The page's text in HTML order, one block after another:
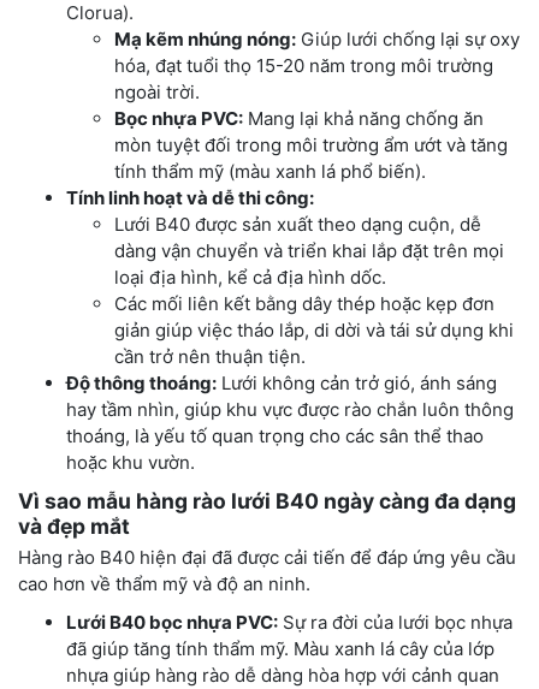
Clorua).
Mạ kẽm nhúng nóng: Giúp lưới chống lại sự oxy
hóa, đạt tuổi thọ 15-20 năm trong môi trường
ngoài trời.
Bọc nhựa PVC: Mang lại khả năng chống ăn
mòn tuyệt đối trong môi trường ẩm ướt và tăng
tính thẩm mỹ (màu xanh lá phổ biến).
Tính linh hoạt và dễ thi công:
Lưới B40 được sản xuất theo dạng cuộn, dễ
dàng vận chuyển và triển khai lắp đặt trên mọi
loại địa hình, kể cả địa hình dốc.
Các mối liên kết bằng dây thép hoặc kẹp đơn
giản giúp việc tháo lắp, di dời và tái sử dụng khi
cần trở nên thuận tiện.
Độ thông thoáng: Lưới không cản trở gió, ánh sáng
hay tầm nhìn, giúp khu vực được rào chắn luôn thông
thoáng, là yếu tố quan trọng cho các sân thể thao
hoặc khu vườn.
Vì sao mẫu hàng rào lưới B40 ngày càng đa dạng
và đẹp mắt
Hàng rào B40 hiện đại đã được cải tiến để đáp ứng yêu cầu
cao hơn về thẩm mỹ và độ an ninh.
Lưới B40 bọc nhựa PVC: Sự ra đời của lưới bọc nhựa
đã giúp tăng tính thẩm mỹ. Màu xanh lá cây của lớp
nhựa giúp hàng rào dễ dàng hòa hợp với cảnh quan